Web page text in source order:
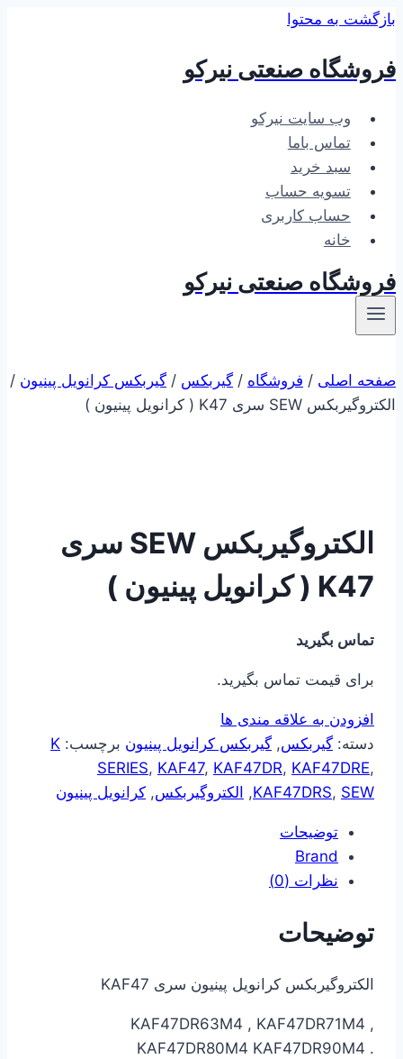
بازگشت به محتوا
فروشگاه صنعتی نیرکو
وب سایت نیرکو
تماس باما
سبد خرید
تسویه حساب
حساب کاربری
خانه
فروشگاه صنعتی نیرکو
صفحه اصلی / فروشگاه / گیربکس / گیربکس کرانویل پینیون /
الکتروگیربکس SEW سری K47 ( کرانویل پینیون )
الکتروگیربکس SEW سری
K47 ( کرانویل پینیون )
تماس بگیرید
برای قیمت تماس بگیرید.
افزودن به علاقه مندی ها
دسته: گیربکس, گیربکس کرانویل پینیون برچسب: K
SERIES, KAF47, KAF47DR, KAF47DRE,
KAF47DRS, SEW
, الکتروگیربکس, کرانویل پینیون
توضیحات
Brand
نظرات (0)
توضیحات
الکتروگیربکس کرانویل پینیون سری KAF47
KAF47DR63M4 , KAF47DR71M4 ,
KAF47DR80M4 KAF47DR90M4 .